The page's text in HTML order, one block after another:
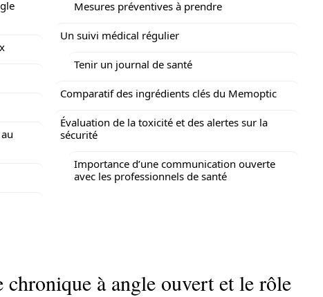
Mesures préventives à prendre
Un suivi médical régulier
Tenir un journal de santé
Comparatif des ingrédients clés du Memoptic
Évaluation de la toxicité et des alertes sur la
sécurité
Importance d’une communication ouverte
avec les professionnels de santé
à angle ouvert et le rôle